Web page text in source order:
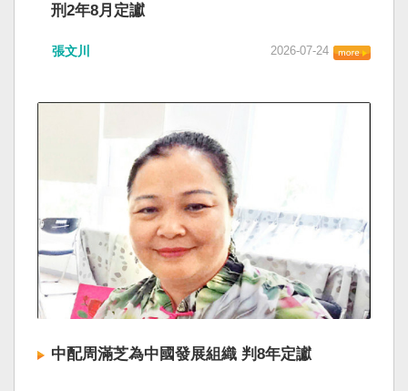
刑2年8月定讞
張文川 2026-07-24
中配周滿芝為中國發展組織 判8年定讞